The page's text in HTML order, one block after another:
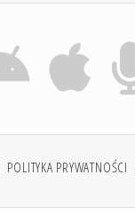
POLITYKA PRYWATNOŚCI